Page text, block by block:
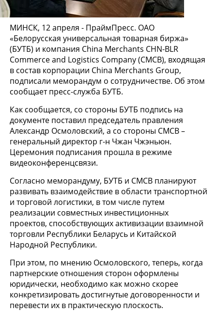
МИНСК, 12 апреля - ПраймПресс. ОАО
«Белорусская универсальная товарная биржа»
(БУТБ) и компания China Merchants CHN-BLR
Commerce and Logistics Company (CMCB), входящая
в состав корпорации China Merchants Group,
подписали меморандум о сотрудничестве. Об этом
сообщает пресс-служба БУТБ.
Как сообщается, со стороны БУТБ подпись на
документе поставил председатель правления
Александр Осмоловский, а со стороны CMCB –
генеральный директор г-н Чжан Чжэньюн.
Церемония подписания прошла в режиме
видеоконференцсвязи.
Согласно меморандуму, БУТБ и CMCB планируют
развивать взаимодействие в области транспортной
и торговой логистики, в том числе путем
реализации совместных инвестиционных
проектов, способствующих активизации взаимной
торговли Республики Беларусь и Китайской
Народной Республики.
При этом, по мнению Осмоловского, теперь, когда
партнерские отношения сторон оформлены
юридически, необходимо как можно скорее
конкретизировать достигнутые договоренности и
перевести их в практическую плоскость.